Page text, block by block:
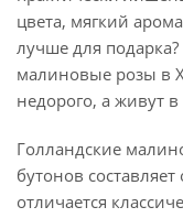
цвета, мягкий
лучше для
малиновые розы в
недорого, а живут
Голландские
бутонов
отличается